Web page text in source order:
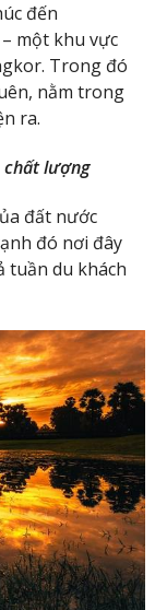
đến
một khu vực
Trong đó
nằm trong
ra.
chất lượng
đất nước
đó nơi đây
tuần du khách